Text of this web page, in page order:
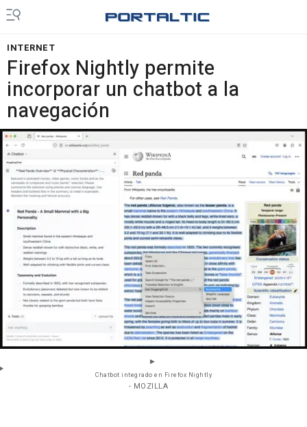
INTERNET
Firefox Nightly permite
incorporar un chatbot a la
navegación
Chatbot integrado en Firefox Nightly
- MOZILLA